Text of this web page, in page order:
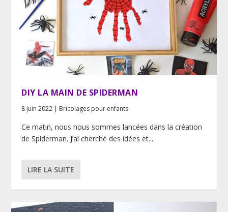
DIY LA MAIN DE SPIDERMAN
8 juin 2022 | Bricolages pour enfants
Ce matin, nous nous sommes lancées dans la création
de Spiderman. J’ai cherché des idées et...
LIRE LA SUITE